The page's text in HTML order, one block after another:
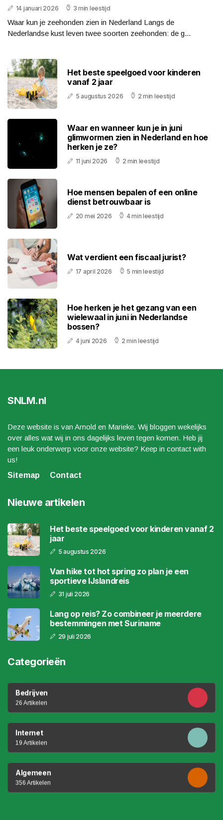
14 januari 2026 3 min leestijd
Waar kun je zeehonden zien in Nederland Langs de
Nederlandse kust leven twee soorten zeehonden: de g...
Het beste speelgoed voor kinderen
vanaf 2 jaar
5 augustus 2026 2 min leestijd
Waar en wanneer kun je in juni
glimwormen zien in Nederland en hoe
herken je ze?
11 juni 2026 2 min leestijd
Hoe mensen bepalen of een online
dienst betrouwbaar is
20 mei 2026 4 min leestijd
Wat verdient een fiscaal jurist?
17 april 2026 5 min leestijd
Hoe herken je het gezang van een
wielewaal in juni in Nederlandse
bossen?
4 juni 2026 2 min leestijd
SNLM.nl
Deze website is van Arnold en Marieke. Wij bloggen wekelijks
over alles wat wij in ons dagelijks leven tegen komen. Heb jij
een leuk onderwerp voor onze website? Keep in contact with
us!
Sitemap
Contact
Nieuwe artikelen
Het beste speelgoed voor kinderen vanaf 2
jaar
5 augustus 2026
Van hike tot hot spring zo plan je een
sportieve IJslandreis
31 juli 2026
Lang op reis? Zo combineer je meerdere
bestemmingen met Suriname
29 juli 2026
Categorieën
Bedrijven
26 Artikelen
Internet
19 Artikelen
Algemeen
356 Artikelen